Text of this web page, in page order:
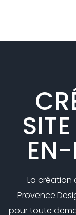
La création
Provence.
pour toute